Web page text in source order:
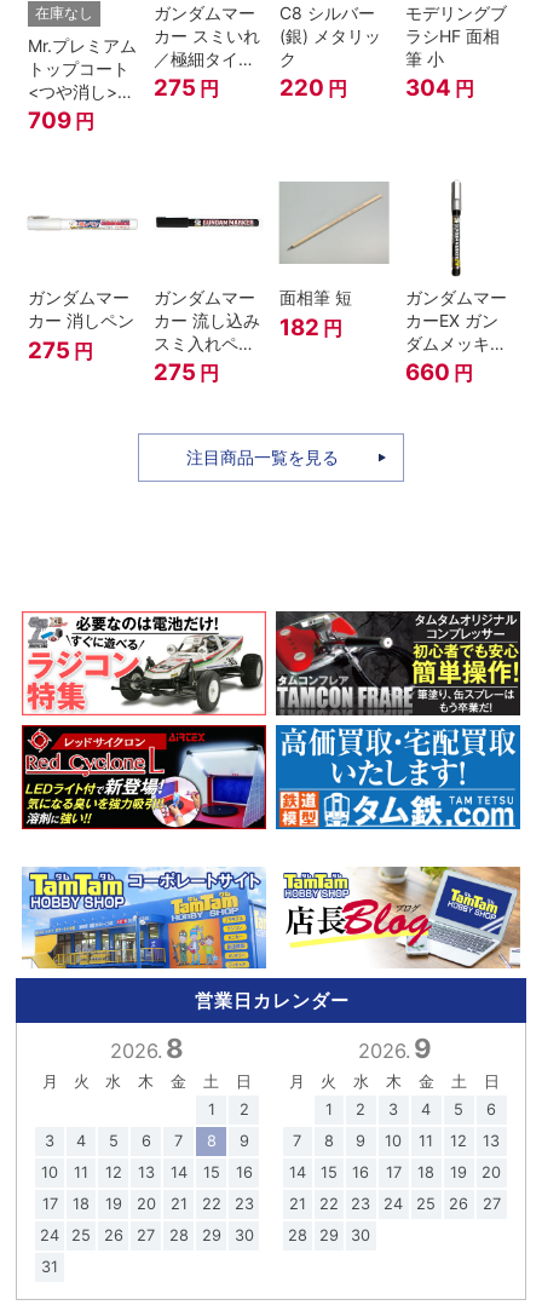
在庫なし
Mr.プレミアム
トップコート
<つや消し>
スプレー
709 円
ガンダムマー
カー スミいれ
／極細タイプ
（ブラック）
275 円
C8 シルバー
(銀) メタリッ
ク
220 円
モデリングブ
ラシHF 面相
筆 小
304 円
ガンダムマー
カー 消しペン
275 円
ガンダムマー
カー 流し込み
スミ入れペン
ブラック
275 円
面相筆 短
182 円
ガンダムマー
カーEX ガン
ダムメッキシ
ルバー
660 円
注目商品一覧を見る
営業日カレンダー
2026. 8
月 火 水 木 金 土
日
1
2
3
4 5 6 7 8
9
10
11 12 13 14 15
16
17
18 19 20 21 22
23
24
25 26 27 28 29
30
31
2026. 9
月 火 水 木 金 土
日
1
2 3 4 5
6
7
8 9 10 11 12
13
14
15 16 17 18 19
20
21
22 23 24 25 26
27
28
29 30